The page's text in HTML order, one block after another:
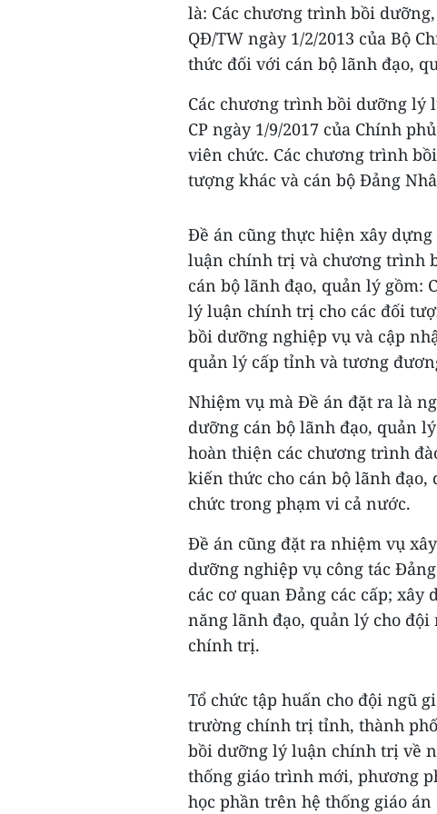
là: Các chương trình bồi
QĐ/TW ngày 1/2/2013 của Bộ
thức đối với cán bộ lãnh đạo,
Các chương trình bồi dưỡng lý
CP ngày 1/9/2017 của Chính
viên chức. Các chương trình
tượng khác và cán bộ Đảng
Đề án cũng thực hiện xây
luận chính trị và chương trình
cán bộ lãnh đạo, quản lý gồm:
lý luận chính trị cho các đối
bồi dưỡng nghiệp vụ và cập
quản lý cấp tỉnh và tương
Nhiệm vụ mà Đề án đặt ra là
dưỡng cán bộ lãnh đạo, quản
hoàn thiện các chương trình
kiến thức cho cán bộ lãnh đạo,
chức trong phạm vi cả nước.
Đề án cũng đặt ra nhiệm vụ
dưỡng nghiệp vụ công tác
các cơ quan Đảng các cấp;
năng lãnh đạo, quản lý cho
chính trị.
Tổ chức tập huấn cho đội ngũ
trường chính trị tỉnh, thành
bồi dưỡng lý luận chính trị về
thống giáo trình mới, phương
học phần trên hệ thống giáo